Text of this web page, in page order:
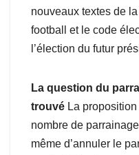
nouveaux textes de
football et le code
l’élection du futur
La question du
trouvé La
nombre de
même d’annuler le